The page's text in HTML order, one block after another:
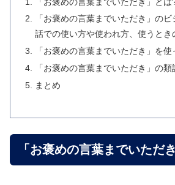
「お褒めの言葉までいただき」の
話での使い方や使われ方、使うとき
「お褒めの言葉までいただき」を使
「お褒めの言葉までいただき」の類
まとめ
「お褒めの言葉までいただ